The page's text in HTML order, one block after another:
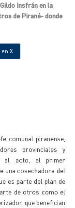
Insfrán en la
de Pirané- donde
X
comunal piranense,
provinciales y
al acto, el primer
una cosechadora del
es parte del plan de
de otros como el
que benefician